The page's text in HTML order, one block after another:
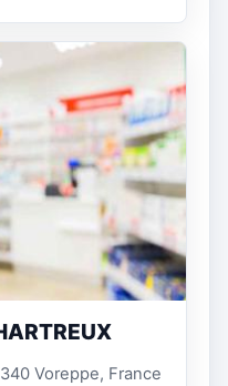
Voreppe, France